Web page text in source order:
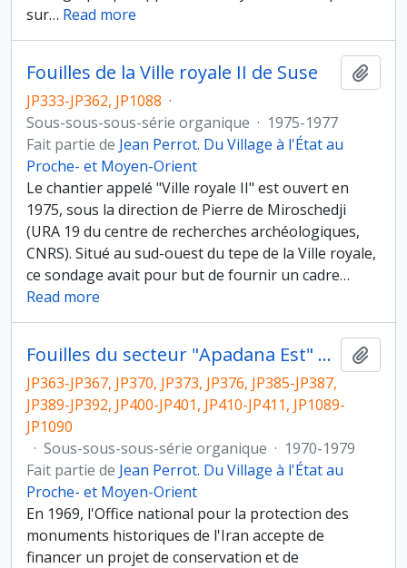
sur… Read more
Fouilles de la Ville royale II de Suse
JP333-JP362, JP1088 ·
Sous-sous-sous-série organique · 1975-1977
Fait partie de Jean Perrot. Du Village à l'État au
Proche- et Moyen-Orient
Le chantier appelé "Ville royale II" est ouvert en
1975, sous la direction de Pierre de Miroschedji
(URA 19 du centre de recherches archéologiques,
CNRS). Situé au sud-ouest du tepe de la Ville royale,
ce sondage avait pour but de fournir un cadre…
Read more
Fouilles du secteur "Apadana Est" de Suse
JP363-JP367, JP370, JP373, JP376, JP385-JP387,
JP389-JP392, JP400-JP401, JP410-JP411, JP1089-
JP1090
· Sous-sous-sous-série organique · 1970-1979
Fait partie de Jean Perrot. Du Village à l'État au
Proche- et Moyen-Orient
En 1969, l'Office national pour la protection des
monuments historiques de l'Iran accepte de
financer un projet de conservation et de